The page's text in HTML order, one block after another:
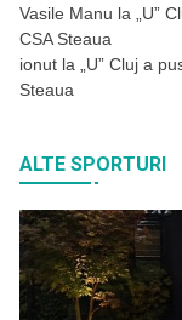
Vasile Manu la
„U”
CSA Steaua
ionut la
„U” Cluj a
Steaua
ALTE SPORTURI